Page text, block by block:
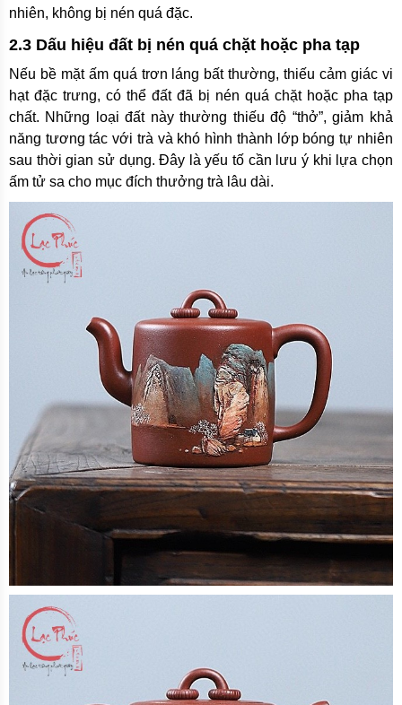
nhiên, không bị nén quá đặc.
2.3 Dấu hiệu đất bị nén quá chặt hoặc pha tạp
Nếu bề mặt ấm quá trơn láng bất thường, thiếu cảm giác vi
hạt đặc trưng, có thể đất đã bị nén quá chặt hoặc pha tạp
chất. Những loại đất này thường thiếu độ “thở”, giảm khả
năng tương tác với trà và khó hình thành lớp bóng tự nhiên
sau thời gian sử dụng. Đây là yếu tố cần lưu ý khi lựa chọn
ấm tử sa cho mục đích thưởng trà lâu dài.